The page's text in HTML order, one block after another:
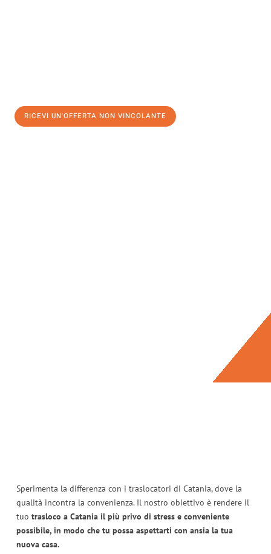
RICEVI UN'OFFERTA NON VINCOLANTE
Sperimenta la differenza con i traslocatori di Catania, dove la
qualità incontra la convenienza. Il nostro obiettivo è rendere il
tuo trasloco a Catania il più privo di stress e conveniente
possibile, in modo che tu possa aspettarti con ansia la tua
nuova casa.